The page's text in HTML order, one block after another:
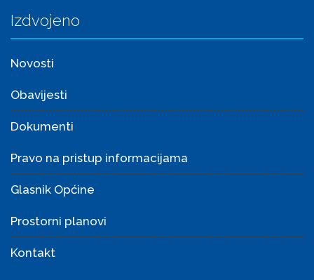
Izdvojeno
Novosti
Obavijesti
Dokumenti
Pravo na pristup informacijama
Glasnik Općine
Prostorni planovi
Kontakt